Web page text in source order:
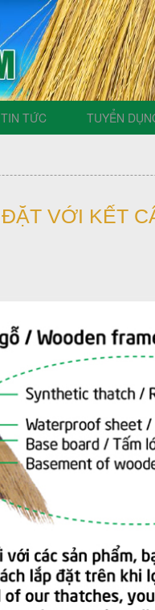
TIN TỨC TUYỂN
VỚI KẾT